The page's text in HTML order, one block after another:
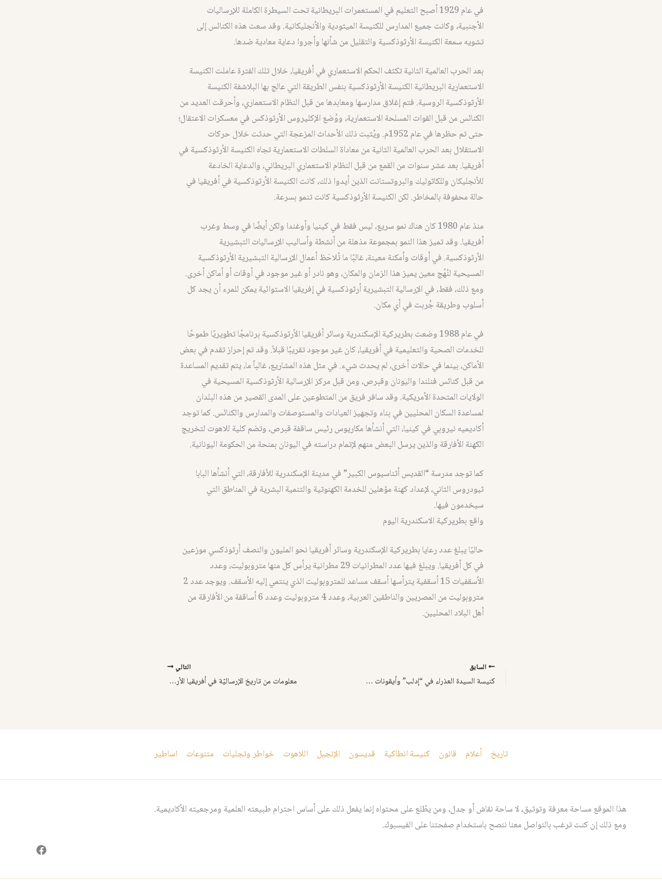
في عام 1929 أصبح التعليم في المستعمرات البريطانية تحت السيطرة الكاملة للإرساليات
الأجنبية، وكانت جميع المدارس للكنيسة الميثودية والأنجليكانية. وقد سعت هذه الكنائس إلى
تشويه سمعة الكنيسة الأرثوذكسية والتقليل من شأنها وأجروا دعاية معادية ضدها.
بعد الحرب العالمية الثانية تكثف الحكم الاستعماري في أفريقيا، خلال تلك الفترة عاملت الكنيسة
الاستعمارية البريطانية الكنيسة الأرثوذكسية بنفس الطريقة التي عالج بها البلاشفة الكنيسة
الأرثوذكسية الروسية. فتم إغلاق مدارسها ومعابدها من قبل النظام الاستعماري، وأحرقت العديد من
الكنائس من قبل القوات المسلحة الاستعمارية، ووُضع الإكليروس الأرثوذكس في معسكرات الاعتقال؛
حتى تم حظرها في عام 1952م. ويُثبت ذلك الأحداث المزعجة التي حدثت خلال حركات
الاستقلال بعد الحرب العالمية الثانية من معاداة السلطات الاستعمارية تجاه الكنيسة الأرثوذكسية في
أفريقيا. بعد عشر سنوات من القمع من قبل النظام الاستعماري البريطاني، والدعاية الخادعة
للأنجليكان وللكاثوليك والبروتستانت الذين أيدوا ذلك، كانت الكنيسة الأرثوذكسية في أفريقيا في
حالة محفوفة بالمخاطر. لكن الكنيسة الأرثوذكسية كانت تنمو بسرعة.
منذ عام 1980 كان هناك نمو سريع، ليس فقط في كينيا وأوغندا ولكن أيضًا في وسط وغرب
أفريقيا. وقد تميز هذا النمو بمجموعة مذهلة من أنشطة وأساليب الإرساليات التبشيرية
الأرثوذكسية. في أوقات وأمكنة معينة، غالبًا ما تُلاحَظ أعمال الإرسالية التبشيرية الأرثوذكسية
المسيحية لنُهُج معين يميز هذا الزمان والمكان، وهو نادر أو غير موجود في أوقات أو أماكن أخرى.
ومع ذلك، فقط، في الإرسالية التبشيرية أرثوذكسية في إفريقيا الاستوائية يمكن للمرء أن يجد كل
أسلوب وطريقة جُربت في أي مكان.
في عام 1988 وضعت بطريركية الإسكندرية وسائر أفريقيا الأرثوذكسية برنامجًا تطويريًا طموحًا
للخدمات الصحية والتعليمية في أفريقيا، كان غير موجود تقريبًا قبلاً. وقد تم إحراز تقدم في بعض
الأماكن، بينما في حالات أخرى، لم يحدث شيء. في مثل هذه المشاريع، غالباً ما، يتم تقديم المساعدة
من قبل كنائس فنلندا واليونان وقبرص، ومن قبل مركز الإرسالية الأرثوذكسية المسيحية في
الولايات المتحدة الأمريكية. وقد سافر فريق من المتطوعين على المدى القصير من هذه البلدان
لمساعدة السكان المحليين في بناء وتجهيز العيادات والمستوصفات والمدارس والكنائس. كما توجد
أكاديميه نيروبي في كينيا، التي أنشأها مكاريوس رئيس ساقفة قبرص، وتضم كلية للاهوت لتخريج
الكهنة الأفارقة والذين يرسل البعض منهم لإتمام دراسته في اليونان بمنحة من الحكومة اليونانية.
كما توجد مدرسة “القديس أثناسيوس الكبير” في مدينة الإسكندرية للأفارقة، التي أنشأها البابا
ثيودروس الثاني، لإعداد كهنة مؤهلين للخدمة الكهنوتية والتنمية البشرية في المناطق التي
سيخدمون فيها.
واقع بطريركية الاسكندرية اليوم
حاليًا يبلغ عدد رعايا بطريركية الإسكندرية وسائر أفريقيا نحو المليون والنصف أرثوذكسي موزعين
في كل أفريقيا. ويبلغ فيها عدد المطرانيات 29 مطرانية يرأس كل منها متروبوليت، وعدد
الأسقفيات 15 أسقفية يترأسها أسقف مساعد للمتروبوليت الذي ينتمي إليه الأسقف. ويوجد عدد 2
متروبوليت من المصريين والناطقين العربية، وعدد 4 متروبوليت وعدد 6 أساقفة من الأفارقة من
أهل البلاد المحليين.
السابق
كنيسة السيدة العذراء في “إدلب” وأيقونات لاتعد، وصفحة من تاريخها
التالي
معلومات من تاريخ الإرساليّة في أفريقيا الأرثوذكسيّة
تاريخ أعلام قانون كنيسة انطاكية قديسون الإنجيل اللاهوت خواطر وتجليات متنوعات اساطير
هذا الموقع مساحة معرفة وتوثيق، لا ساحة نقاش أو جدل، ومن يطّلع على محتواه إنما يفعل ذلك على أساس احترام طبيعته العلمية ومرجعيته الأكاديمية.
ومع ذلك إن كنت ترغب بالتواصل معنا ننصح باستخدام صفحتنا على الفيسبوك.
فيسبوك